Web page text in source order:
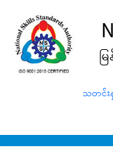
မြ
သတင်း